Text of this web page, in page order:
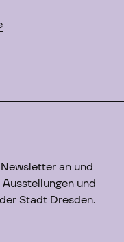
an und
und
Stadt Dresden.